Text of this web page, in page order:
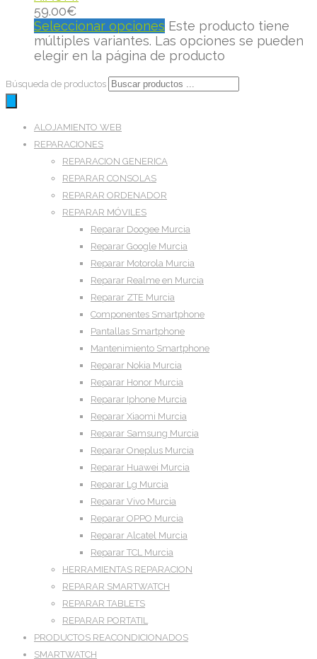
59.00€
Seleccionar opciones Este producto tiene
múltiples variantes. Las opciones se pueden
elegir en la página de producto
Búsqueda de productos
ALOJAMIENTO WEB
REPARACIONES
REPARACION GENERICA
REPARAR CONSOLAS
REPARAR ORDENADOR
REPARAR MÓVILES
Reparar Doogee Murcia
Reparar Google Murcia
Reparar Motorola Murcia
Reparar Realme en Murcia
Reparar ZTE Murcia
Componentes Smartphone
Pantallas Smartphone
Mantenimiento Smartphone
Reparar Nokia Murcia
Reparar Honor Murcia
Reparar Iphone Murcia
Reparar Xiaomi Murcia
Reparar Samsung Murcia
Reparar Oneplus Murcia
Reparar Huawei Murcia
Reparar Lg Murcia
Reparar Vivo Murcia
Reparar OPPO Murcia
Reparar Alcatel Murcia
Reparar TCL Murcia
HERRAMIENTAS REPARACION
REPARAR SMARTWATCH
REPARAR TABLETS
REPARAR PORTATIL
PRODUCTOS REACONDICIONADOS
SMARTWATCH